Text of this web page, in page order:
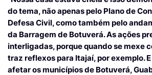
do tema, não apenas pelo Plano de
Defesa Civil, como também pelo
da Barragem de Botuverá. As ações
interligadas, porque quando se mexe
traz reflexos para Itajaí, por exemplo.
afetar os municípios de Botuverá,